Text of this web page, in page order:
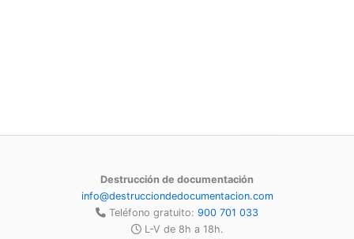
Destrucción de documentación
info@destrucciondedocumentacion.com
Teléfono gratuito: 900 701 033
L-V de 8h a 18h.